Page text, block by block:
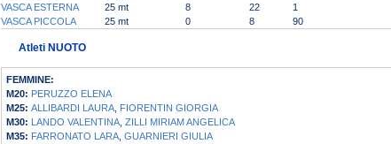
VASCA ESTERNA
25 mt 8 22
1
VASCA PICCOLA
25 mt 0 8 90
Atleti NUOTO
FEMMINE:
M20: PERUZZO ELENA
M25: ALLIBARDI LAURA FIORENTIN GIORGIA
M30: LANDO VALENTINA ZILLI MIRIAM ANGELICA
M35: FARRONATO LARA GUARNIERI GIULIA